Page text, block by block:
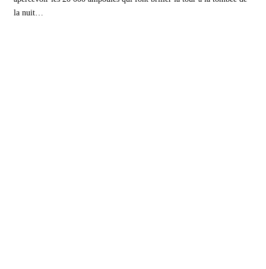
la nuit…